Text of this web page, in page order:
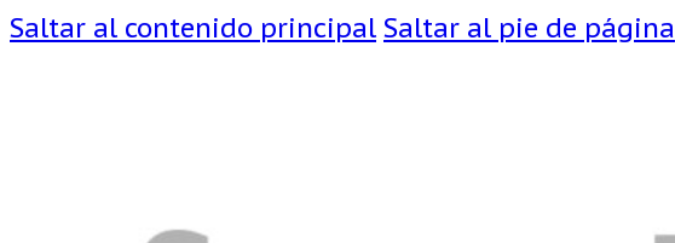
Saltar al contenido principal Saltar al pie de página